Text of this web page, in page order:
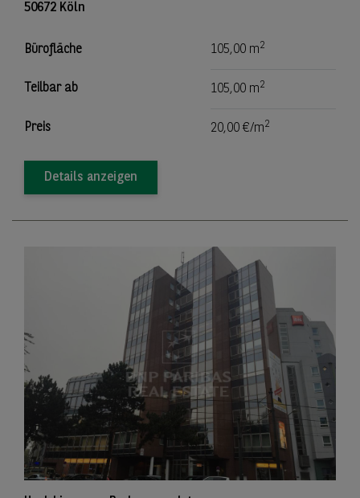
50672 Köln
Bürofläche 105,00 m2
Teilbar ab 105,00 m2
Preis 20,00 €/m2
Details anzeigen